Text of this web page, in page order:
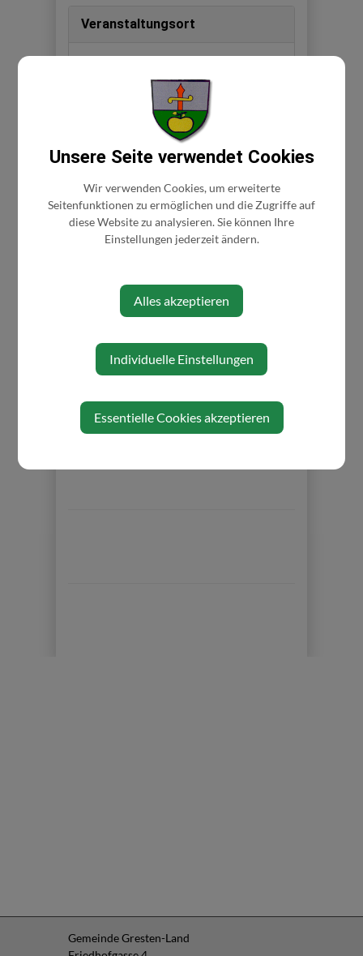
Veranstaltungsort
Stadionstraße 8
3250 Wieselburg
Auf Google Maps anzeigen
Veranstalter
PV. OG. Wieselburg
Gemeinde Gresten-Land
Unsere Seite verwendet Cookies
Wir verwenden Cookies, um erweiterte
Seitenfunktionen zu ermöglichen und die Zugriffe auf
diese Website zu analysieren. Sie können Ihre
Einstellungen jederzeit ändern.
Alles akzeptieren
Individuelle Einstellungen
Essentielle Cookies akzeptieren